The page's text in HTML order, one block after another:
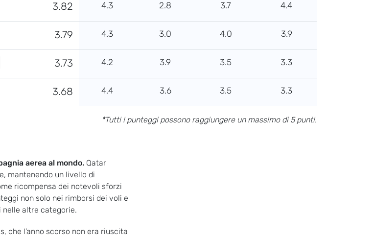
3.82 4.3 2.8 3.7 4.4
3.79 4.3 3.0 4.0 3.9
3.73 4.2 3.9 3.5 3.3
3.68 4.4 3.6 3.5 3.3
*Tutti i punteggi possono raggiungere un massimo di 5 punti.
aerea al mondo. Qatar
mantenendo un livello di
ricompensa dei notevoli sforzi
non solo nei rimborsi dei voli e
altre categorie.
che l’anno scorso non era riuscita